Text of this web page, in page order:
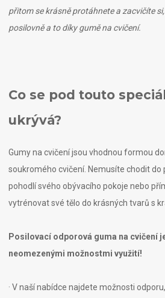
přitom se krásně protáhnete a zacvičíte
posilovně a to díky gumě na cvičení.
Co se pod touto
ukrývá?
Gumy na cvičeníjsou vhodnou formou
soukromého cvičení. Nemusíte chodit do
pohodlí svého obývacího pokoje nebo
vytrénovat své tělo do krásných tvarů s
Posilovací odporová guma na cvičení
neomezenými možnostmi využití!
· V naší nabídce najdete možnosti